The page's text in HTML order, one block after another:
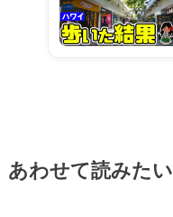
あわせて読みたい